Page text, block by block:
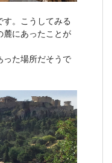
。こうしてみる
麓にあったことが
った場所だそうで